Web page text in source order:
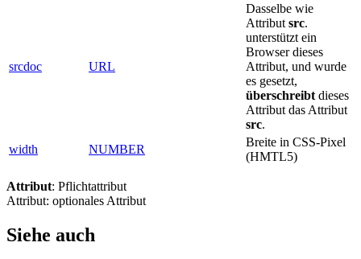
srcdoc URL
Dasselbe wie
Attribut src.
unterstützt ein
Browser dieses
Attribut, und wurde
es gesetzt,
überschreibt dieses
Attribut das Attribut
src.
width
NUMBER
Breite in CSS-Pixel
(HMTL5)
Attribut: Pflichtattribut
Attribut: optionales Attribut
Siehe auch